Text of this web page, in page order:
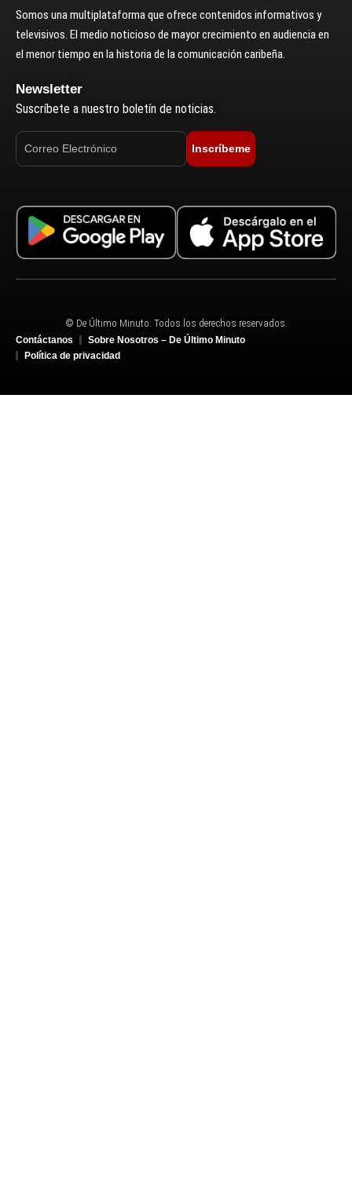
Somos una multiplataforma que ofrece contenidos informativos y
televisivos. El medio noticioso de mayor crecimiento en audiencia en
el menor tiempo en la historia de la comunicación caribeña.
Newsletter
Suscríbete a nuestro boletín de noticias.
Inscríbeme
© De Último Minuto. Todos los derechos reservados.
Contáctanos
Sobre Nosotros – De Último Minuto
Política de privacidad